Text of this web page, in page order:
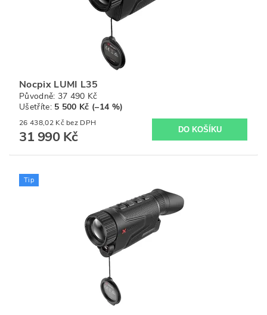
Nocpix LUMI L35
Původně: 37 490 Kč
Ušetříte: 5 500 Kč (–14 %)
26 438,02 Kč bez DPH
31 990 Kč
Tip